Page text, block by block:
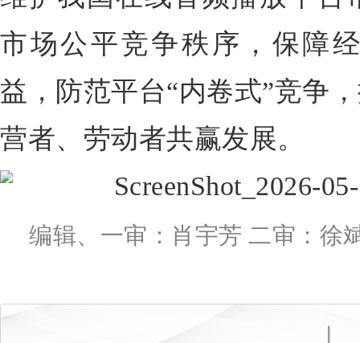
市场公平竞争秩序，保障
益，防范平台“内卷式”竞争
营者、劳动者共赢发展‌。
编辑、一审：肖宇芳 二审：徐